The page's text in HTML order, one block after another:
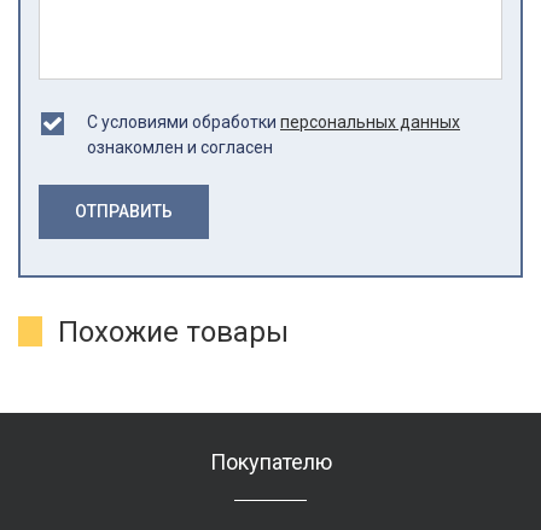
С условиями обработки персональных данных
ознакомлен и согласен
ОТПРАВИТЬ
Похожие товары
Покупателю